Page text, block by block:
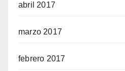
abril 2017
marzo 2017
febrero 2017